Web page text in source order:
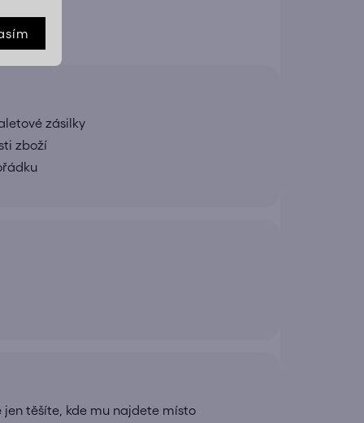
zásilky
zboží
jen těšíte, kde mu najdete místo